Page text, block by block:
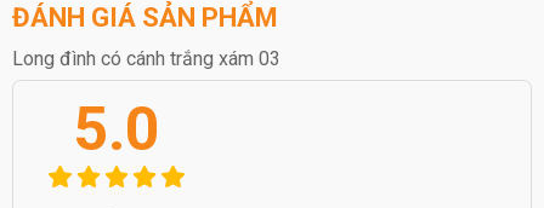
ĐÁNH GIÁ SẢN PHẨM
Long đình có cánh trắng xám 03
5.0